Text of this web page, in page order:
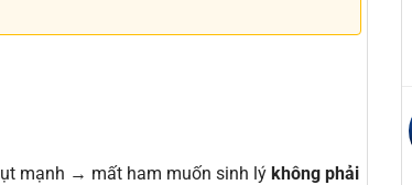
mạnh → mất ham muốn sinh lý không phải